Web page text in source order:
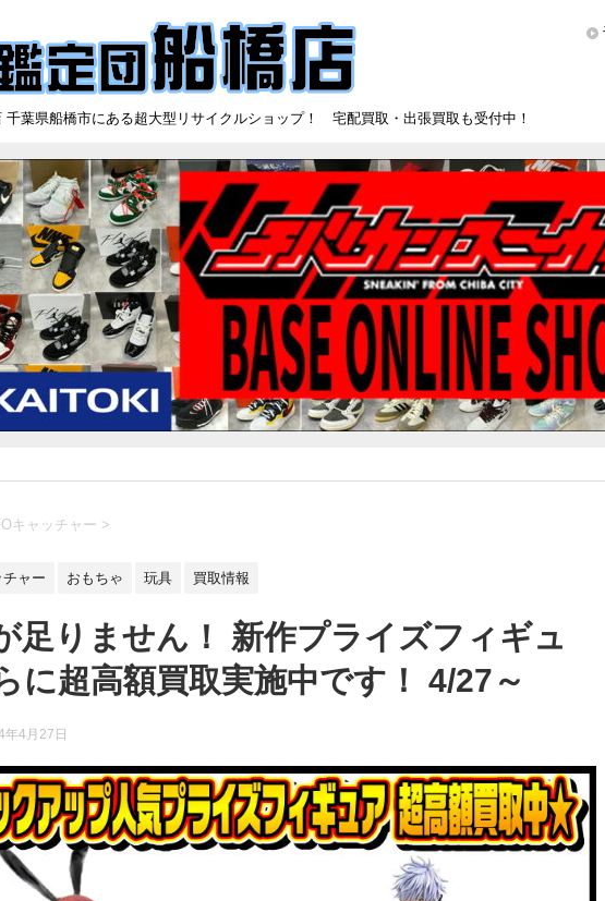
千葉県船橋市にある超大型リサイクルショップ！ 宅配買取・出張買取も受付中！
キャッチャー >
ャー おもちゃ 玩具 買取情報
足りません！ 新作プライズフィギュ
に超高額買取実施中です！ 4/27～
年4月27日